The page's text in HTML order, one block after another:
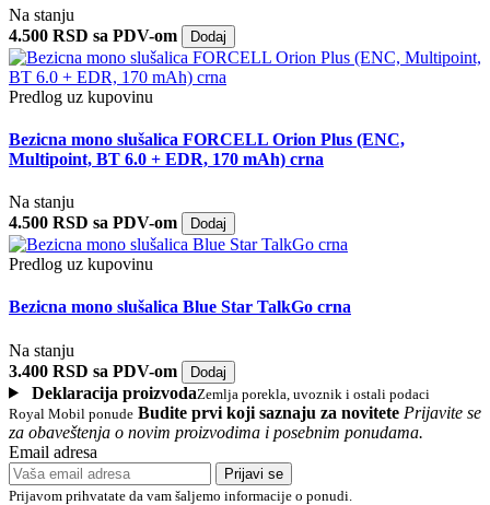
Na stanju
4.500 RSD sa PDV-om
Dodaj
Predlog uz kupovinu
Bezicna mono slušalica FORCELL Orion Plus (ENC,
Multipoint, BT 6.0 + EDR, 170 mAh) crna
Na stanju
4.500 RSD sa PDV-om
Dodaj
Predlog uz kupovinu
Bezicna mono slušalica Blue Star TalkGo crna
Na stanju
3.400 RSD sa PDV-om
Dodaj
Deklaracija proizvodaZemlja porekla, uvoznik i ostali podaci
Royal Mobil ponude Budite prvi koji saznaju za novitete Prijavite se
za obaveštenja o novim proizvodima i posebnim ponudama.
Email adresa
Prijavi se
Prijavom prihvatate da vam šaljemo informacije o ponudi.